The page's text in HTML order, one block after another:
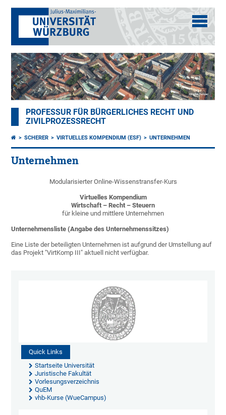
PROFESSUR FÜR BÜRGERLICHES RECHT UND
ZIVILPROZESSRECHT
SCHERER VIRTUELLES KOMPENDIUM (ESF) UNTERNEHMEN
Unternehmen
Modularisierter Online-Wissenstransfer-Kurs
Virtuelles Kompendium
Wirtschaft – Recht – Steuern
für kleine und mittlere Unternehmen
Unternehmensliste (Angabe des Unternehmenssitzes)
Eine Liste der beteiligten Unternehmen ist aufgrund der Umstellung auf
das Projekt "VirtKomp III" aktuell nicht verfügbar.
Quick Links
Startseite Universität
Juristische Fakultät
Vorlesungsverzeichnis
QuEM
vhb-Kurse (WueCampus)